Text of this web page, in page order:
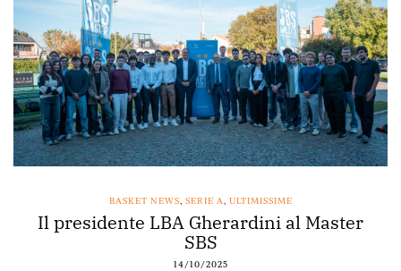
BASKET NEWS, SERIE A, ULTIMISSIME
Il presidente LBA Gherardini al Master
SBS
14/10/2025